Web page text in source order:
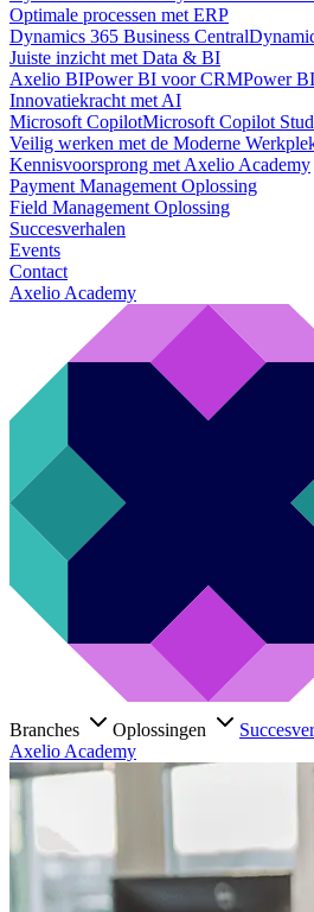
Optimale processen met ERP
Dynamics 365 Business Central
Juiste inzicht met Data & BI
Axelio BIPower BI voor CRMPower
Innovatiekracht met AI
Microsoft CopilotMicrosoft Copilot
Veilig werken met de Moderne
Kennisvoorsprong met Axelio Academy
Payment Management Oplossing
Field Management Oplossing
Succesverhalen
Events
Contact
Axelio Academy
Branches Oplossingen
Axelio Academy